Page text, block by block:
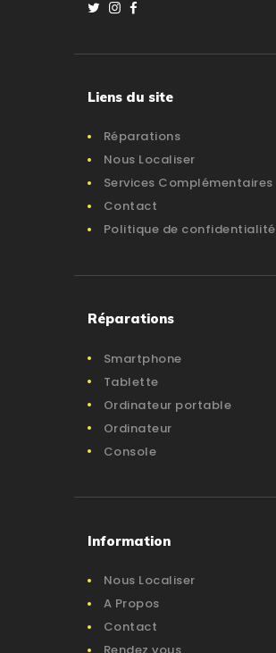
Liens du site
Réparations
Nous Localiser
Services Complémentaires
Contact
Politique de confidentialité
Réparations
Smartphone
Tablette
Ordinateur portable
Ordinateur
Console
Information
Nous Localiser
A Propos
Contact